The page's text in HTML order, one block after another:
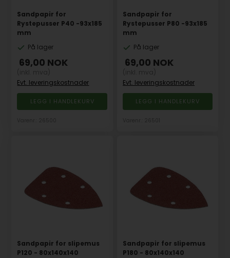
Sandpapir for
Rystepusser P40 -93x185
mm
På lager
69,00 NOK
Evt. leveringskostnader
Sandpapir for
Rystepusser P80 -93x185
mm
På lager
69,00 NOK
Evt. leveringskostnader
Sandpapir for slipemus
P120 - 80x140x140
Sandpapir for slipemus
P180 - 80x140x140